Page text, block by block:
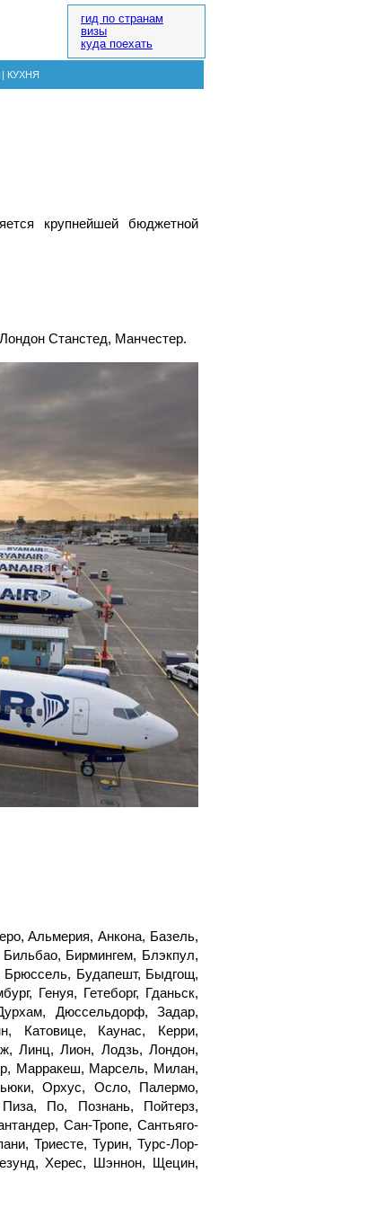
гид по странам
визы
куда поехать
| КУХНЯ
крупнейшей бюджетной
Станстед, Манчестер.
Альмерия, Анкона, Базель,
Бирмингем, Блэкпул,
Брюссель, Будапешт, Быдгощ,
Генуя, Гетеборг, Гданьск,
Дюссельдорф, Задар,
Катовице, Каунас, Керри,
Линц, Лион, Лодзь, Лондон,
Марракеш, Марсель, Милан,
Орхус, Осло, Палермо,
По, Познань, Пойтерз,
Сан-Тропе, Сантьяго-
Триесте, Турин, Турс-Лор-
Херес, Шэннон, Щецин,